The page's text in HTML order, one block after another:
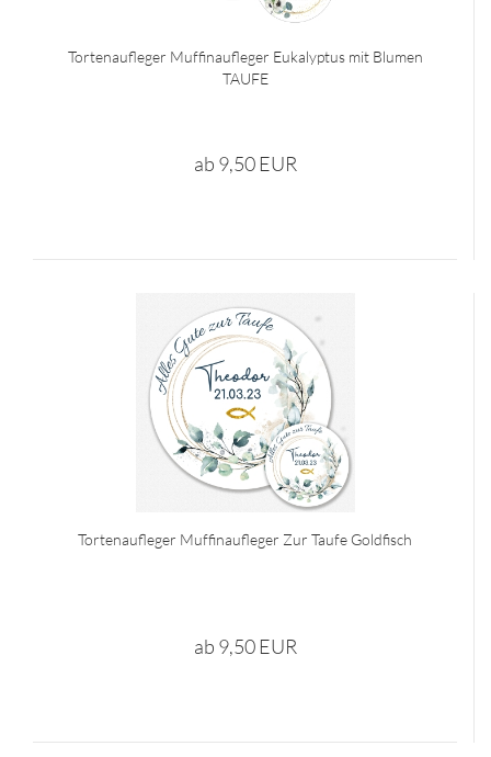
Tortenaufleger Muffinaufleger Eukalyptus mit Blumen
TAUFE
ab 9,50 EUR
Tortenaufleger Muffinaufleger Zur Taufe Goldfisch
ab 9,50 EUR